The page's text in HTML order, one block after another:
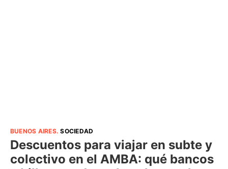
BUENOS AIRES.SOCIEDAD
Descuentos para viajar en subte y
colectivo en el AMBA: qué bancos